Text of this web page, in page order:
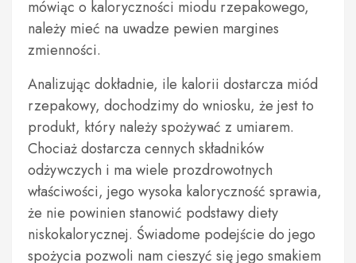
mówiąc o kaloryczności miodu rzepakowego,
należy mieć na uwadze pewien margines
zmienności.
Analizując dokładnie, ile kalorii dostarcza miód
rzepakowy, dochodzimy do wniosku, że jest to
produkt, który należy spożywać z umiarem.
Chociaż dostarcza cennych składników
odżywczych i ma wiele prozdrowotnych
właściwości, jego wysoka kaloryczność sprawia,
że nie powinien stanowić podstawy diety
niskokalorycznej. Świadome podejście do jego
spożycia pozwoli nam cieszyć się jego smakiem